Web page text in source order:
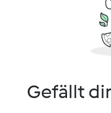
Gefällt